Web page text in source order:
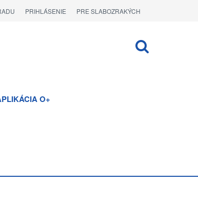
PRE SLABOZRAKÝCH
PRIHLÁSENIE
O+